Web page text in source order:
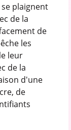
plaignent
de la
de
les
leur
de la
d'une
de